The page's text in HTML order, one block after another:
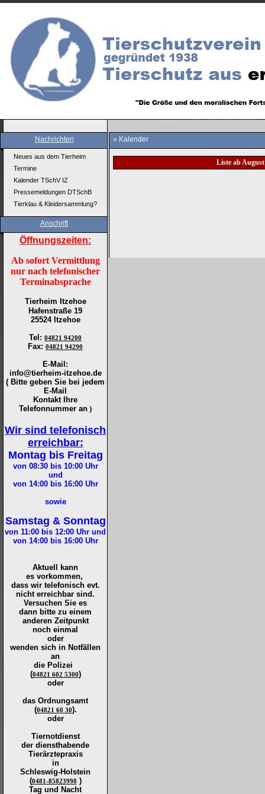
Nachrichten
Neues aus dem Tierheim
Termine
Kalender TSchV IZ
Pressemeldungen DTSchB
Tierklau & Kleidersammlung?
Anschrift
Öffnungszeiten:
Ab sofort Vermittlung
nur nach telefonischer
Terminabsprache
Tierheim Itzehoe
Hafenstraße 19
25524 Itzehoe
Tel : 04821 94200
Fax: 04821 94290
E-Mail:
info@tierheim-itzehoe.de
( Bitte geben Sie bei jedem
E-Mail
Kontakt Ihre
Telefonnummer an )
Wir sind telefonisch
erreichbar:
Montag bis Freitag
von 08:30 bis 10:00Uhr
und
von 14:00 bis 16:00Uhr
sowie
Samstag & Sonntag
von 11:00 bis 12:00 Uhr und
von 14:00 bis 16:00Uhr
Aktuell kann
es vorkommen,
dass wir telefonisch evt.
nicht erreichbar sind.
Versuchen Sie es
dann bitte zu einem
anderen Zeitpunkt
noch einmal
oder
wenden sich in Notfällen
an
die Polizei
(04821 602 5300)
oder
das Ordnungsamt
(04821 60 30).
oder
Tiernotdienst
der diensthabende
Tierärztepraxis
in
Schleswig-Holstein
(0481-85823998 )
Tag und Nacht
» Kalender
Liste ab August